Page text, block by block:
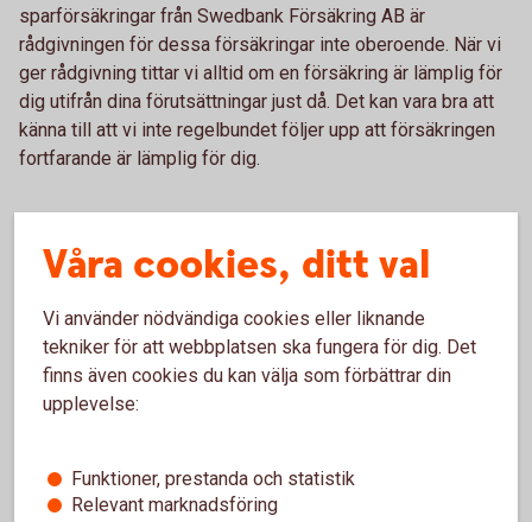
sparförsäkringar från Swedbank Försäkring AB är
rådgivningen för dessa försäkringar inte oberoende. När vi
ger rådgivning tittar vi alltid om en försäkring är lämplig för
dig utifrån dina förutsättningar just då. Det kan vara bra att
känna till att vi inte regelbundet följer upp att försäkringen
fortfarande är lämplig för dig.
försäkringsförmedling
När vi förmedlar försäkringar får vi ersättning från
försäkringsbolagen. Du som kund betalar bara de avgifter
som framgår av din försäkring och de ersättningar vi får
innebär ingen ytterligare kostnad för dig.
försäkring det gäller. Till exempel finns det en fast
ersättning när försäkringen tecknas och ersättning i form av
Våra cookies, ditt val
Vi använder nödvändiga cookies eller liknande
tekniker för att webbplatsen ska fungera för dig. Det
finns även cookies du kan välja som förbättrar din
upplevelse:
Funktioner, prestanda och statistik
Relevant marknadsföring